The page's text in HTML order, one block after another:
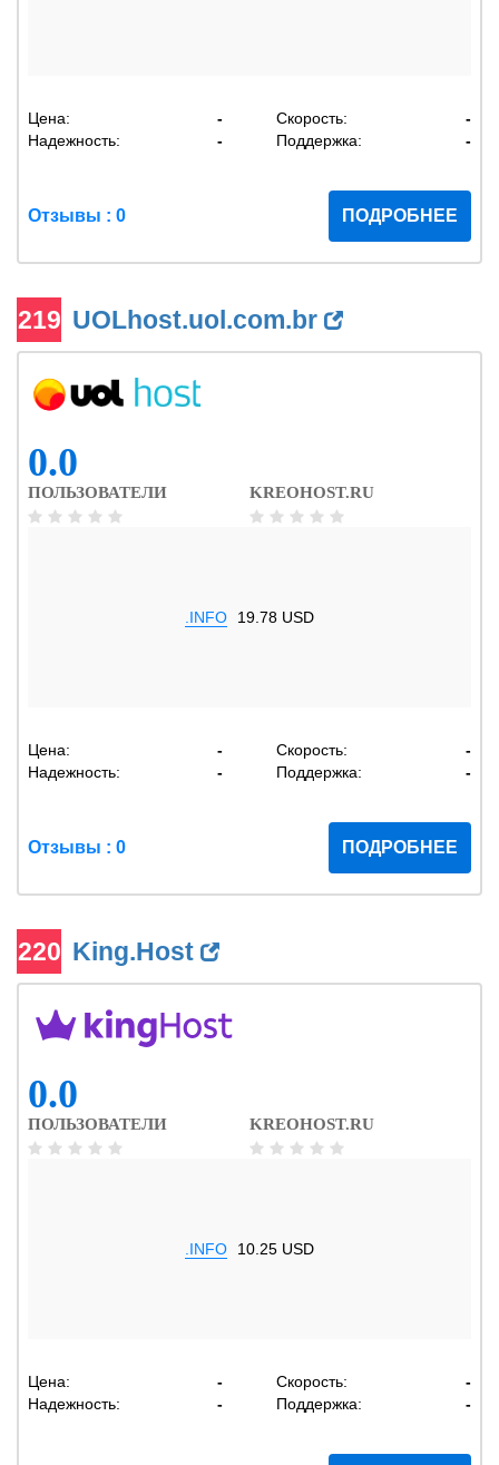
Цена: - Скорость:
-
Надежность:
- Поддержка: -
Отзывы : 0 ПОДРОБНЕЕ
219 UOLhost.uol.com.br
0.0
ПОЛЬЗОВАТЕЛИ KREOHOST.RU
.INFO 19.78 USD
Цена: - Скорость:
-
Надежность:
- Поддержка: -
Отзывы : 0 ПОДРОБНЕЕ
220 King.Host
0.0
ПОЛЬЗОВАТЕЛИ KREOHOST.RU
.INFO 10.25 USD
Цена: - Скорость:
-
Надежность:
- Поддержка: -